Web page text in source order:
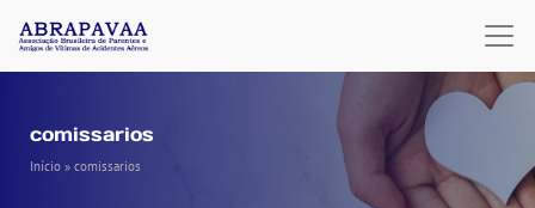
comissarios
Início » comissarios